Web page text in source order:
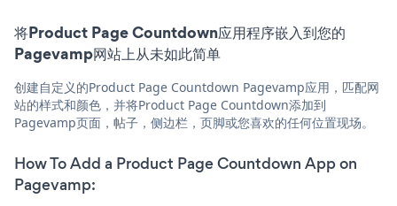
将Product Page Countdown应用程序嵌入到您的
Pagevamp网站上从未如此简单
创建自定义的Product Page Countdown Pagevamp应用，匹配网
站的样式和颜色，并将Product Page Countdown添加到
Pagevamp页面，帖子，侧边栏，页脚或您喜欢的任何位置现场。
How To Add a Product Page Countdown App on
Pagevamp: